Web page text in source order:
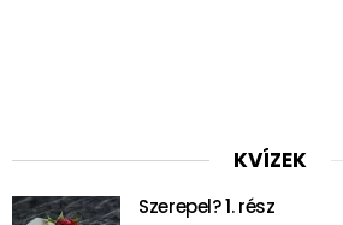
KVÍZEK
Szerepel? 1. rész